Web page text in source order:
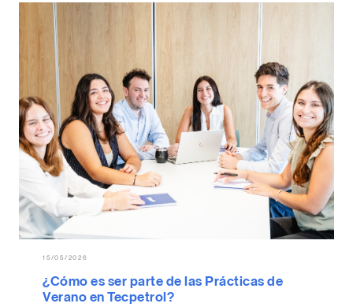
15/05/2026
¿Cómo es ser parte de las Prácticas de
Verano en Tecpetrol?